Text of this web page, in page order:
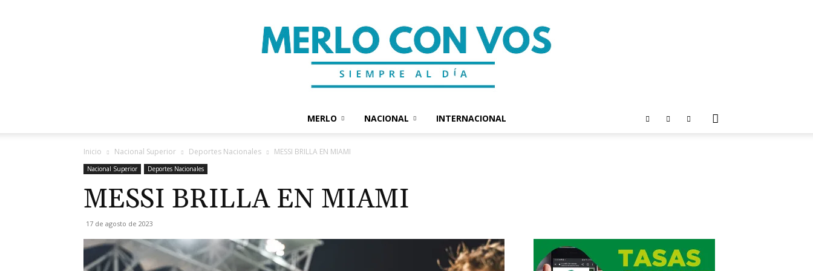
MERLO NACIONAL INTERNACIONAL
Inicio Nacional Superior Deportes Nacionales MESSI BRILLA EN MIAMI
Nacional Superior Deportes Nacionales
MESSI BRILLA EN MIAMI
17 de agosto de 2023